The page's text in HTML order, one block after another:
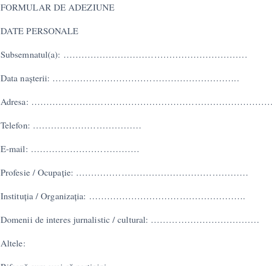
FORMULAR DE ADEZIUNE
DATE PERSONALE
Subsemnatul(a): …………………………………………………….
Data nașterii: ……………………………………………………..
Adresa:
Telefon: ………………………………
E-mail: ………………………………
Profesie / Ocupație: …………………………………………………
Instituția / Organizația: …………………………………………….
Domenii de interes jurnalistic / cultural: ………………………………
Altele: